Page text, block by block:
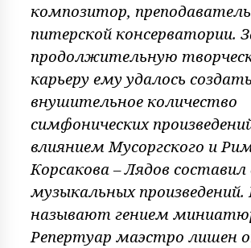
композитор, преподаватель
питерской консерватории.
продолжительную
карьеру ему удалось создать
внушительное количество
симфонических
влиянием Мусоргского и
Корсакова – Лядов составил
музыкальных произведений.
называют гением
Репертуар маэстро лишен